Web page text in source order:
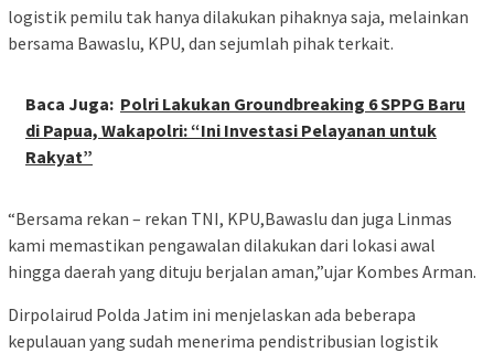
logistik pemilu tak hanya dilakukan pihaknya saja, melainkan
bersama Bawaslu, KPU, dan sejumlah pihak terkait.
Baca Juga: Polri Lakukan Groundbreaking 6 SPPG Baru
di Papua, Wakapolri: “Ini Investasi Pelayanan untuk
Rakyat”
“Bersama rekan – rekan TNI, KPU,Bawaslu dan juga Linmas
kami memastikan pengawalan dilakukan dari lokasi awal
hingga daerah yang dituju berjalan aman,”ujar Kombes Arman.
Dirpolairud Polda Jatim ini menjelaskan ada beberapa
kepulauan yang sudah menerima pendistribusian logistik